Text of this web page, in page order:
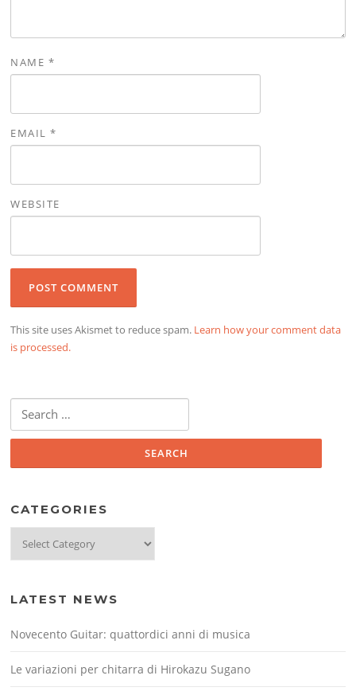
NAME *
EMAIL*
WEBSITE
This site uses Akismet to reduce spam. Learn how your comment data
is processed.
for:
CATEGORIES
LATEST NEWS
Novecento Guitar: quattordici anni di musica
Le variazioni per chitarra di Hirokazu Sugano